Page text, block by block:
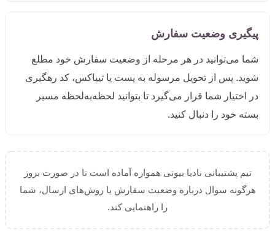
پیگیری وضعیت سفارش
شما می‌توانید در هر مرحله از وضعیت سفارش خود مطلع
شوید. پس از تحویل مرسوله به پست یا تیپاکس، کد رهگیری
در اختیار شما قرار می‌گیرد تا بتوانید لحظه‌به‌لحظه مسیر
بسته خود را دنبال کنید.
تیم پشتیبانی نادیا بیوتی همواره آماده است تا در صورت بروز
هرگونه سوال درباره وضعیت سفارش یا روش‌های ارسال، شما
را راهنمایی کند.